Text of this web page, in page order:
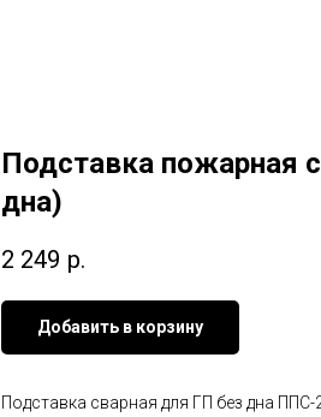
Подставка пожарная
дна)
2 249 р.
Добавить в корзину
Подставка сварная для ГП без дна